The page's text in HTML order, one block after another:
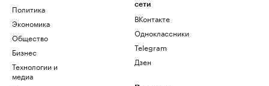
Политика
Экономика
Общество
Бизнес
Технологии и
медиа
сети
ВКонтакте
Одноклассники
Telegram
Дзен